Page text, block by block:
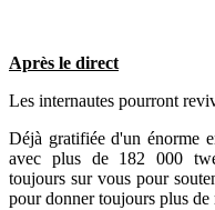
Après le direct
Les internautes pourront
Déjà gratifiée d'un énorme
avec plus de 182 000
toujours sur vous pour
pour donner toujours plus